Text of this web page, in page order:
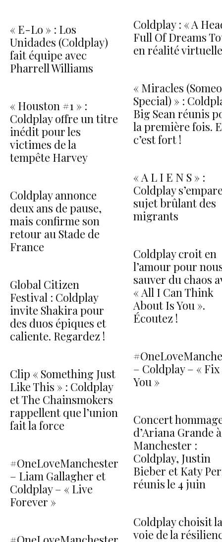
« E-Lo » : Los
Unidades (Coldplay)
fait équipe avec
Pharrell Williams
« Houston #1 » :
Coldplay offre un titre
inédit pour les
victimes de la
tempête Harvey
Coldplay annonce
deux ans de pause,
mais confirme son
retour au Stade de
France
Global Citizen
Festival : Coldplay
invite Shakira pour
des duos épiques et
caliente. Regardez !
Clip « Something Just
Like This » : Coldplay
et The Chainsmokers
rappellent que l’union
fait la force
#OneLoveManchester
– Liam Gallagher et
Coldplay – « Live
Forever »
Coldplay : « A
Full Of Dreams
en réalité
« Miracles
Special) » :
Big Sean réunis
la première fois.
c’est fort !
« A L I E N S » :
Coldplay
sujet brûlant des
migrants
Coldplay croit en
l’amour pour
sauver du chaos
« All I Can Think
About Is You ».
Écoutez !
– Coldplay – « Fix
You »
Concert
d’Ariana Grande à
Manchester :
Coldplay, Justin
Bieber et Katy
réunis le 4 juin
Coldplay choisit la
voie de la